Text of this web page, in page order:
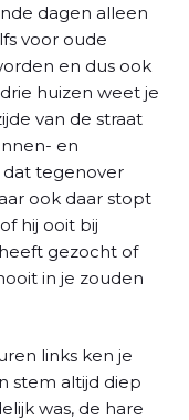
dagen alleen
voor oude
en dus ook
huizen weet je
van de straat
en
dat tegenover
ook daar stopt
hij ooit bij
gezocht of
in je zouden
links ken je
stem altijd diep
was, de hare